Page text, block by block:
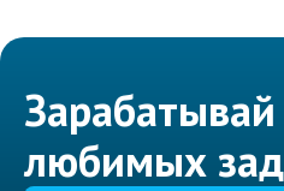
любимых